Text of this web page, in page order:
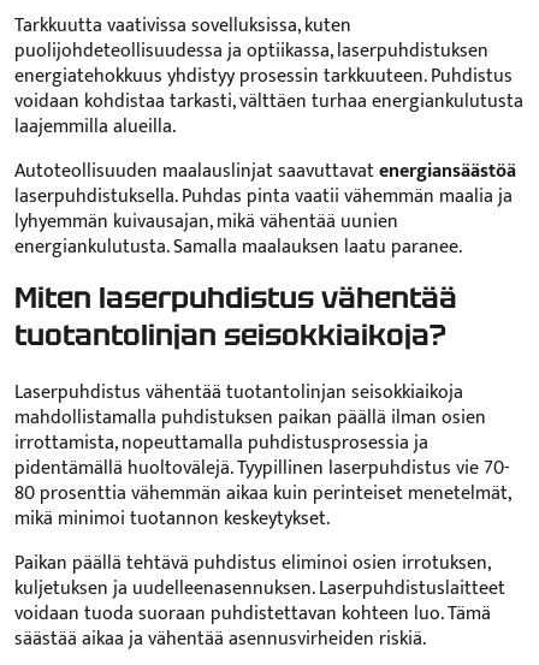
Tarkkuutta vaativissa sovelluksissa, kuten
puolijohdeteollisuudessa ja optiikassa, laserpuhdistuksen
energiatehokkuus yhdistyy prosessin tarkkuuteen. Puhdistus
voidaan kohdistaa tarkasti, välttäen turhaa energiankulutusta
laajemmilla alueilla.
Autoteollisuuden maalauslinjat saavuttavatenergiansäästöä
laserpuhdistuksella. Puhdas pinta vaatii vähemmän maalia ja
lyhyemmän kuivausajan, mikä vähentää uunien
energiankulutusta. Samalla maalauksen laatu paranee.
Miten laserpuhdistus vähentää
tuotantolinjan seisokkiaikoja?
Laserpuhdistus vähentää tuotantolinjan seisokkiaikoja
mahdollistamalla puhdistuksen paikan päällä ilman osien
irrottamista, nopeuttamalla puhdistusprosessia ja
pidentämällä huoltovälejä. Tyypillinen laserpuhdistus vie 70-
80 prosenttia vähemmän aikaa kuin perinteiset menetelmät,
mikä minimoi tuotannon keskeytykset.
Paikan päällä tehtävä puhdistus eliminoi osien irrotuksen,
kuljetuksen ja uudelleenasennuksen. Laserpuhdistuslaitteet
voidaan tuoda suoraan puhdistettavan kohteen luo. Tämä
säästää aikaa ja vähentää asennusvirheiden riskiä.